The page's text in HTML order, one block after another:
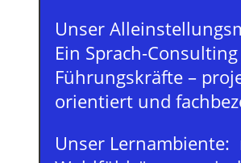
Unser
Ein Sprach-
Führungskräfte –
orientiert und
Unser Lernambiente: